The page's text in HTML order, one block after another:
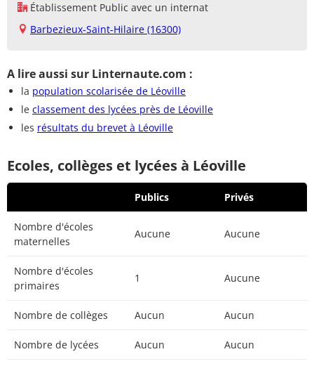
Établissement Public avec un internat
Barbezieux-Saint-Hilaire (16300)
A lire aussi sur Linternaute.com :
la population scolarisée de Léoville
le classement des lycées près de Léoville
les résultats du brevet à Léoville
Ecoles, collèges et lycées à Léoville
Publics Privés
Nombre d'écoles
maternelles
Aucune Aucune
Nombre d'écoles
primaires
1 Aucune
Nombre de collèges Aucun Aucun
Nombre de lycées Aucun Aucun